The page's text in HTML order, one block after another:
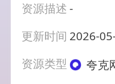
资源描述-
更新时间 2026-
资源类型
夸克